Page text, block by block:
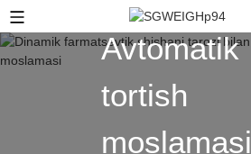
Avtomatik
tortish
moslamasi